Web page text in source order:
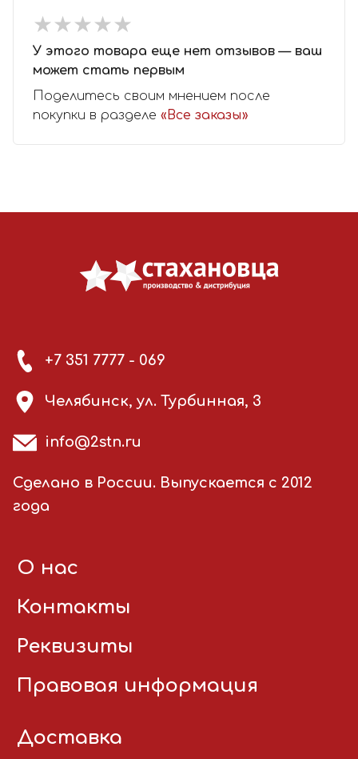
★★★★★
★★★★★
У этого товара еще нет отзывов — ваш
может стать первым
Поделитесь своим мнением после
покупки в разделе «Все заказы»
+7 351 7777 - 069
Челябинск, ул. Турбинная, 3
info@2stn.ru
Сделано в России. Выпускается с 2012
года
О нас
Контакты
Реквизиты
Правовая информация
Доставка